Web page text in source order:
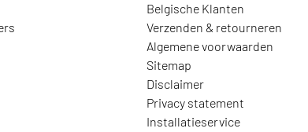
Belgische Klanten
Verzenden & retourneren
Algemene voorwaarden
Sitemap
Disclaimer
Privacy statement
Installatieservice